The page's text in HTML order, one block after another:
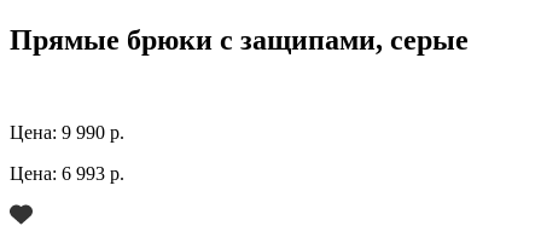
Прямые брюки с защипами, серые
Цена: 9 990 р.
Цена: 6 993 р.